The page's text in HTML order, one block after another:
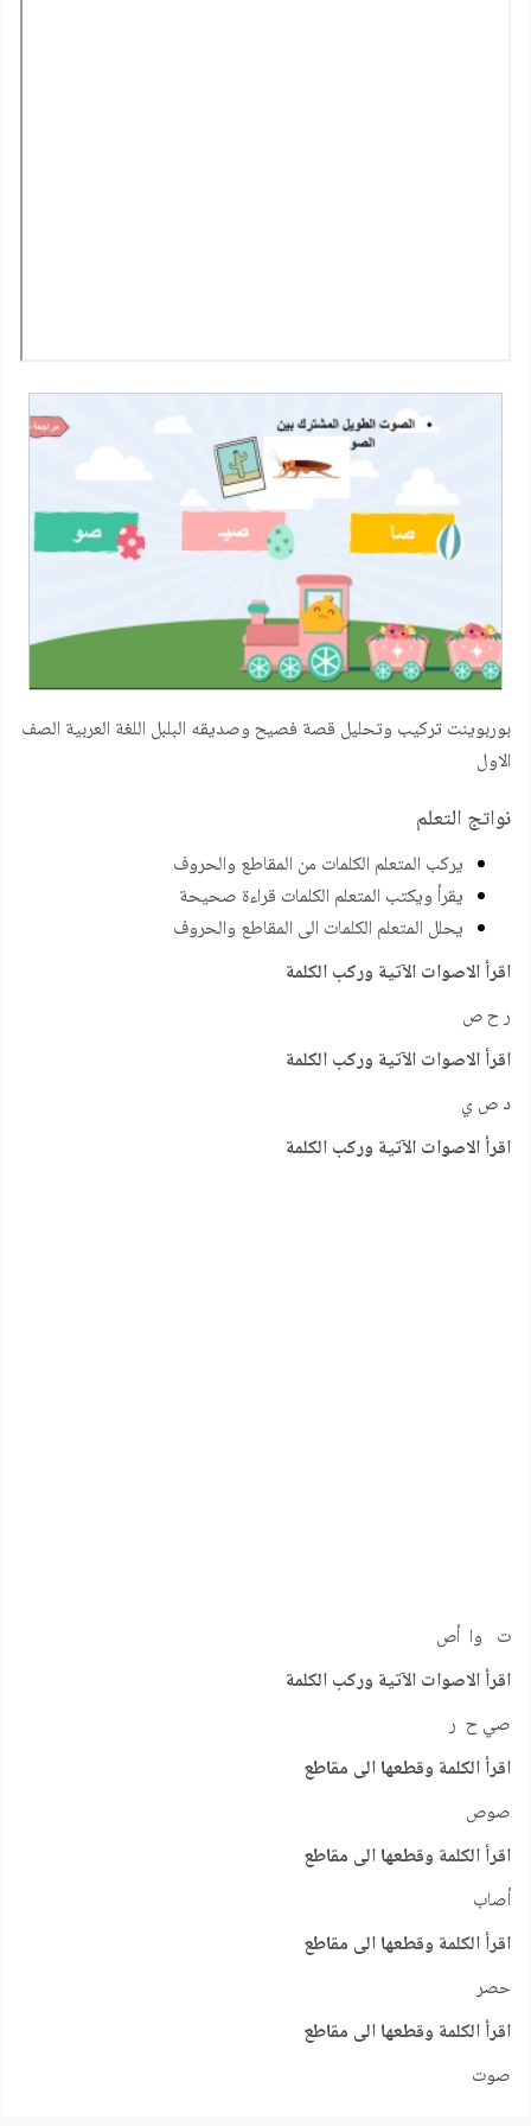
بوربوينت تركيب وتحليل قصة فصيح وصديقه البلبل اللغة العربية الصف
الاول
نواتج التعلم
يركب المتعلم الكلمات من المقاطع والحروف
يقرأ ويكتب المتعلم الكلمات قراءة صحيحة
يحلل المتعلم الكلمات الى المقاطع والحروف
اقرأ الاصوات الآتية وركب الكلمة
ر ح ص
اقرأ الاصوات الآتية وركب الكلمة
د ص ي
اقرأ الاصوات الآتية وركب الكلمة
ت وا أص
اقرأ الاصوات الآتية وركب الكلمة
صي ح ر
اقرأ الكلمة وقطعها الى مقاطع
صوص
اقرأ الكلمة وقطعها الى مقاطع
أصاب
اقرأ الكلمة وقطعها الى مقاطع
حصر
اقرأ الكلمة وقطعها الى مقاطع
صوت